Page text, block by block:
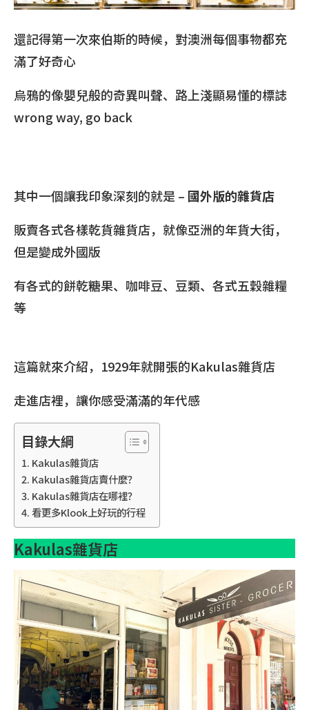
還記得第一次來伯斯的時候，對澳洲每個事物都充
滿了好奇心
烏鴉的像嬰兒般的奇異叫聲、路上淺顯易懂的標誌
wrong way, go back
其中一個讓我印象深刻的就是 – 國外版的雜貨店
販賣各式各樣乾貨雜貨店，就像亞洲的年貨大街，
但是變成外國版
有各式的餅乾糖果、咖啡豆、豆類、各式五穀雜糧
等
這篇就來介紹，1929年就開張的Kakulas雜貨店
走進店裡，讓你感受滿滿的年代感
目錄大綱
Kakulas雜貨店
Kakulas雜貨店賣什麼？
Kakulas雜貨店在哪裡？
看更多Klook上好玩的行程
Kakulas雜貨店